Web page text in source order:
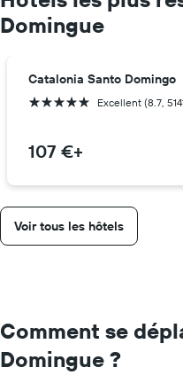
Domingue
Catalonia Santo Domingo
5 étoiles Excellent (8.7,
107 €+
Voir tous les hôtels
Comment se
Domingue ?